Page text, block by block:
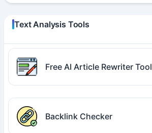
Text Analysis Tools
Free AI Article Rewriter Tool
Backlink Checker